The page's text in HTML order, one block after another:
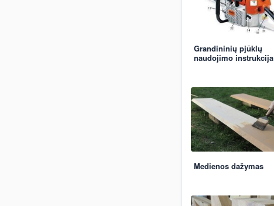
Grandininių pjūklų
naudojimo instrukcija
Medienos dažymas